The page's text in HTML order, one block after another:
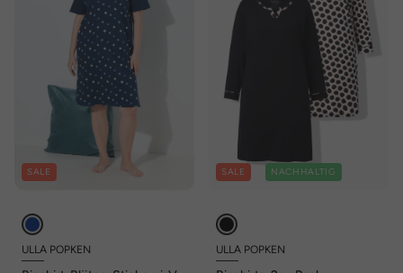
SALE
ULLA POPKEN
SALE NACHHALTIG
ULLA POPKEN